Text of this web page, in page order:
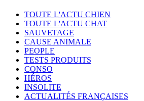
TOUTE L'ACTU CHIEN
TOUTE L'ACTU CHAT
SAUVETAGE
CAUSE ANIMALE
PEOPLE
TESTS PRODUITS
CONSO
HÉROS
INSOLITE
ACTUALITÉS FRANÇAISES